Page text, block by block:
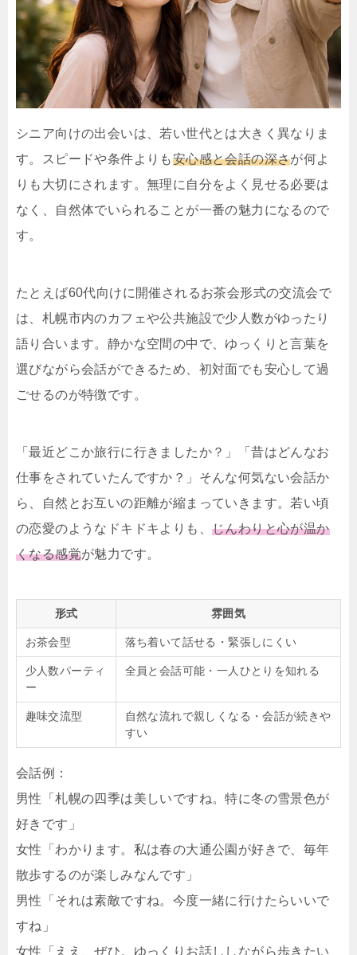
シニア向けの出会いは、若い世代とは大きく異なりま
す。スピードや条件よりも安心感と会話の深さが何よ
りも大切にされます。無理に自分をよく見せる必要は
なく、自然体でいられることが一番の魅力になるので
す。
たとえば60代向けに開催されるお茶会形式の交流会で
は、札幌市内のカフェや公共施設で少人数がゆったり
語り合います。静かな空間の中で、ゆっくりと言葉を
選びながら会話ができるため、初対面でも安心して過
ごせるのが特徴です。
「最近どこか旅行に行きましたか？」「昔はどんなお
仕事をされていたんですか？」そんな何気ない会話か
ら、自然とお互いの距離が縮まっていきます。若い頃
の恋愛のようなドキドキよりも、 じんわりと心が温か
くなる感覚が魅力です。
形式 雰囲気
お茶会型 落ち着いて話せる・緊張しにくい
少人数パーティ
ー
全員と会話可能・一人ひとりを知れる
趣味交流型
自然な流れで親しくなる・会話が続きや
すい
会話例：
男性「札幌の四季は美しいですね。特に冬の雪景色が
好きです」
女性「わかります。私は春の大通公園が好きで、毎年
散歩するのが楽しみなんです」
男性「それは素敵ですね。今度一緒に行けたらいいで
すね」
女性「ええ、ぜひ。ゆっくりお話ししながら歩きたい